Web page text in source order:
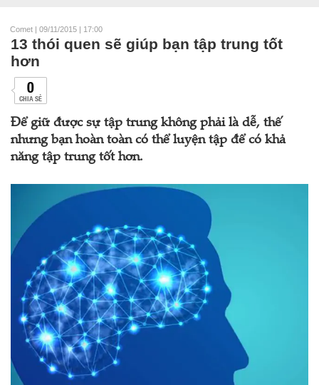
Comet | 09/11/2015 | 17:00
13 thói quen sẽ giúp bạn tập trung tốt
hơn
0
CHIA SẺ
Để giữ được sự tập trung không phải là dễ, thế
nhưng bạn hoàn toàn có thể luyện tập để có khả
năng tập trung tốt hơn.